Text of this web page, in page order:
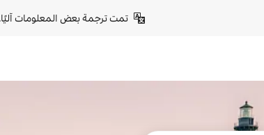
تمت ترجمة بعض المعلومات